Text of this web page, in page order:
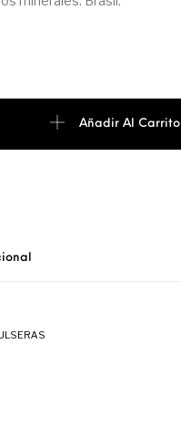
Añadir Al Carrito